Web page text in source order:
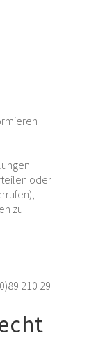
oder
zu
210 29